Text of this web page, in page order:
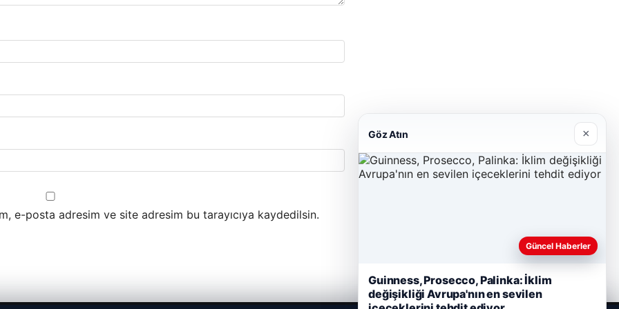
e-posta adresim ve site adresim bu tarayıcıya kaydedilsin.
Göz Atın ×
Güncel Haberler
Guinness, Prosecco, Palinka: İklim
değişikliği Avrupa'nın en sevilen